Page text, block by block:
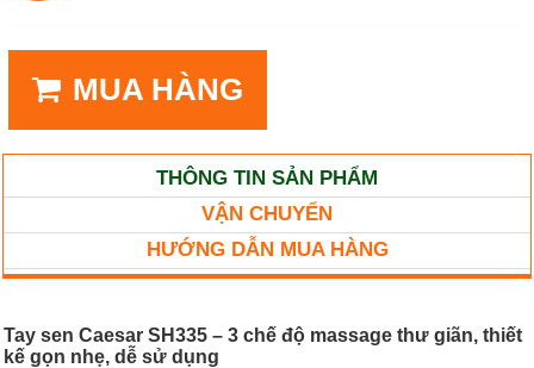
MUA HÀNG
THÔNG TIN SẢN PHẨM
VẬN CHUYỂN
HƯỚNG DẪN MUA HÀNG
Tay sen Caesar SH335 – 3 chế độ massage thư giãn, thiết
kế gọn nhẹ, dễ sử dụng